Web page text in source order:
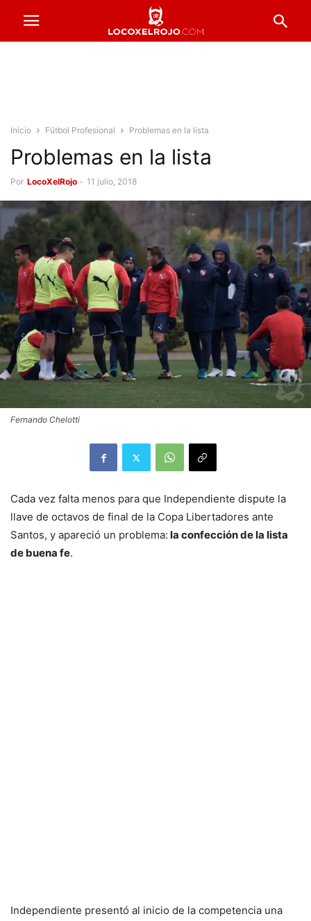
Inicio Fútbol Profesional Problemas en la lista
Problemas en la lista
Por LocoXelRojo - 11 julio, 2018
Fernando Chelotti
Cada vez falta menos para que Independiente dispute la
llave de octavos de final de la Copa Libertadores ante
Santos, y apareció un problema: la confección de la lista
de buena fe.
Independiente presentó al inicio de la competencia una